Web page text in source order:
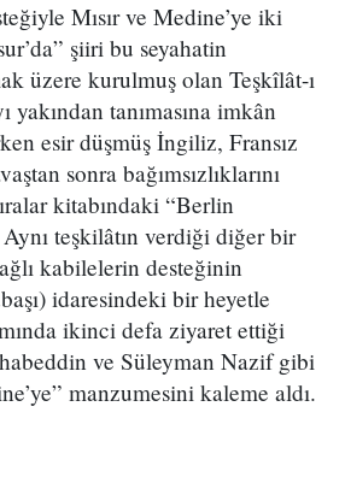
Mısır ve Medine’ye iki
şiiri bu seyahatin
üzere kurulmuş olan Teşkîlât-ı
yakından tanımasına imkân
esir düşmüş İngiliz, Fransız
sonra bağımsızlıklarını
kitabındaki “Berlin
teşkilâtın verdiği diğer bir
kabilelerin desteğinin
idaresindeki bir heyetle
ikinci defa ziyaret ettiği
ve Süleyman Nazif gibi
manzumesini kaleme aldı.